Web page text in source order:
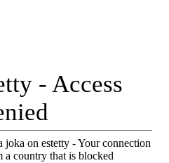
- Access
joka on estetty - Your connection
a country that is blocked